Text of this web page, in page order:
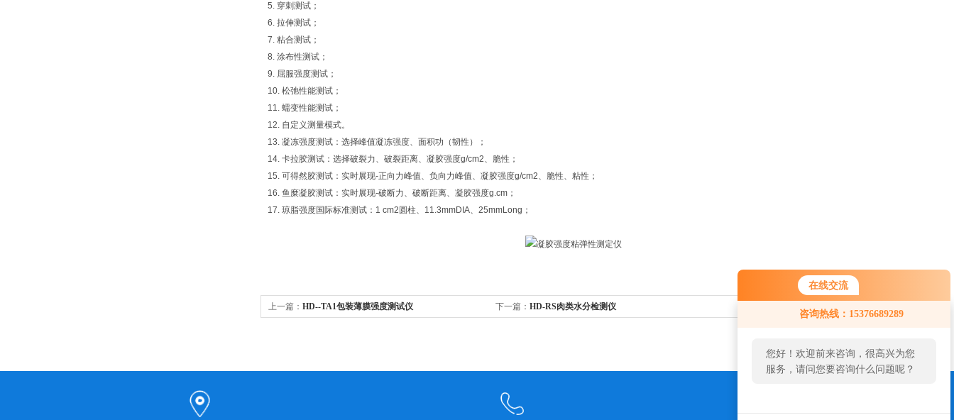
在线交流
咨询热线：15376689289
您好！欢迎前来咨询，很高兴为您
服务，请问您要咨询什么问题呢？
您好，看您停留很久了，是否找到
了需求产品，您可以直接在线与我
5. 穿刺测试；
6. 拉伸测试；
7. 粘合测试；
8. 涂布性测试；
9. 屈服强度测试；
10. 松弛性能测试；
11. 蠕变性能测试；
12. 自定义测量模式。
13. 凝冻强度测试：选择峰值凝冻强度、面积功（韧性）；
14. 卡拉胶测试：选择破裂力、破裂距离、凝胶强度g/cm2、脆性；
15. 可得然胶测试：实时展现-正向力峰值、负向力峰值、凝胶强度g/cm2、脆性、粘性；
16. 鱼糜凝胶测试：实时展现-破断力、破断距离、凝胶强度g.cm；
17. 琼脂强度国际标准测试：1 cm2圆柱、11.3mmDIA、25mmLong；
上一篇： HD--TA1包装薄膜强度测试仪 下一篇： HD-RS肉类水分检测仪 返回列表>>